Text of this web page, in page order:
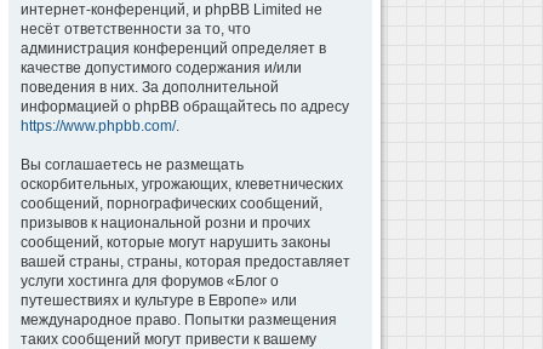
интернет-конференций, и phpBB Limited не
несёт ответственности за то, что
администрация конференций определяет в
качестве допустимого содержания и/или
поведения в них. За дополнительной
информацией о phpBB обращайтесь по адресу
https://www.phpbb.com/.
Вы соглашаетесь не размещать
оскорбительных, угрожающих, клеветнических
сообщений, порнографических сообщений,
призывов к национальной розни и прочих
сообщений, которые могут нарушить законы
вашей страны, страны, которая предоставляет
услуги хостинга для форумов «Блог о
путешествиях и культуре в Европе» или
международное право. Попытки размещения
таких сообщений могут привести к вашему